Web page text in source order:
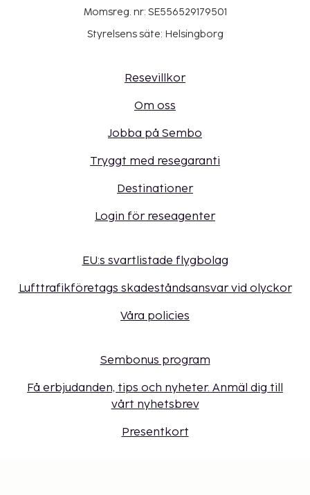
Momsreg. nr: SE556529179501
Styrelsens säte: Helsingborg
Resevillkor
Om oss
Jobba på Sembo
Tryggt med resegaranti
Destinationer
Login för reseagenter
EU:s svartlistade flygbolag
Lufttrafikföretags skadeståndsansvar vid olyckor
Våra policies
Sembonus program
Få erbjudanden, tips och nyheter. Anmäl dig till
vårt nyhetsbrev
Presentkort